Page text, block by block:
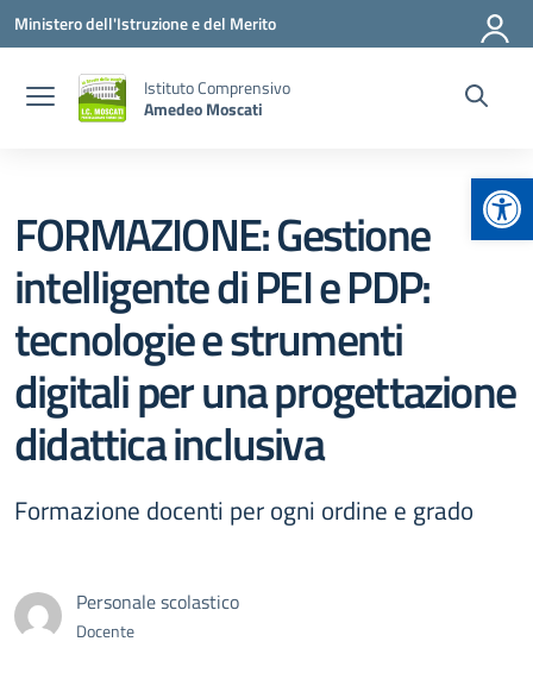
Vai ai contenuti
Vai al menu di navigazione
Vai al footer
Ministero dell'Istruzione e del Merito
Istituto Comprensivo
Amedeo Moscati
FORMAZIONE: Gestione
intelligente di PEI e PDP:
tecnologie e strumenti
digitali per una progettazione
didattica inclusiva
Formazione docenti per ogni ordine e grado
Personale scolastico
Docente